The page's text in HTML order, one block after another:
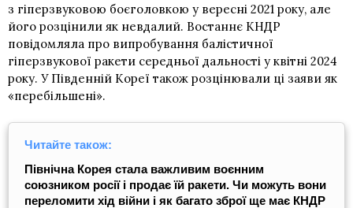
з гіперзвуковою боєголовкою у вересні 2021 року, але
його розцінили як невдалий. Востаннє КНДР
повідомляла про випробування балістичної
гіперзвукової ракети середньої дальності у квітні 2024
року. У Південній Кореї також розцінювали ці заяви як
«перебільшені».
Читайте також:
Північна Корея стала важливим воєнним
союзником росії і продає їй ракети. Чи можуть вони
переломити хід війни і як багато зброї ще має КНДР